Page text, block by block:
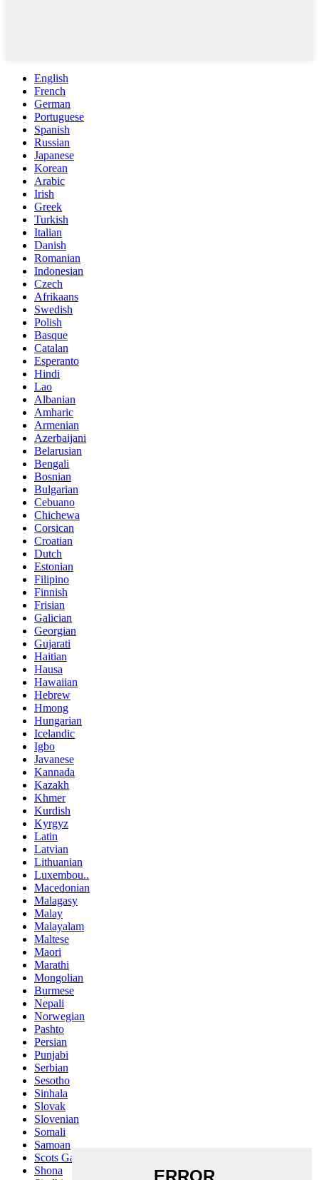
English
French
German
Portuguese
Spanish
Russian
Japanese
Korean
Arabic
Irish
Greek
Turkish
Italian
Danish
Romanian
Indonesian
Czech
Afrikaans
Swedish
Polish
Basque
Catalan
Esperanto
Hindi
Lao
Albanian
Amharic
Armenian
Azerbaijani
Belarusian
Bengali
Bosnian
Bulgarian
Cebuano
Chichewa
Corsican
Croatian
Dutch
Estonian
Filipino
Finnish
Frisian
Galician
Georgian
Gujarati
Haitian
Hausa
Hawaiian
Hebrew
Hmong
Hungarian
Icelandic
Igbo
Javanese
Kannada
Kazakh
Khmer
Kurdish
Kyrgyz
Latin
Latvian
Lithuanian
Luxembou..
Macedonian
Malagasy
Malay
Malayalam
Maltese
Maori
Marathi
Mongolian
Burmese
Nepali
Norwegian
Pashto
Persian
Punjabi
Serbian
Sesotho
Sinhala
Slovak
Slovenian
Somali
Samoan
Scots Gaelic
Shona